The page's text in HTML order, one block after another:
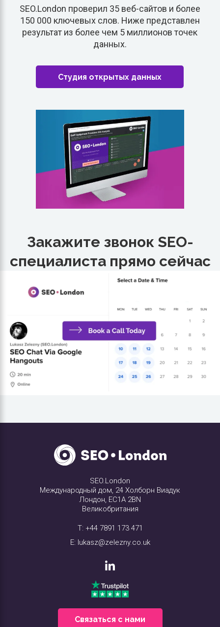
SEO.London проверил 35 веб-сайтов и более
150 000 ключевых слов. Ниже представлен
результат из более чем 5 миллионов точек
данных.
Студия открытых данных
Закажите звонок SEO-
специалиста прямо сейчас
SEO.London
Международный дом, 24 Холборн Виадук
Лондон, EC1A 2BN
Великобритания
T: +44 7891 173 471
E: lukasz@zelezny.co.uk
Связаться с нами